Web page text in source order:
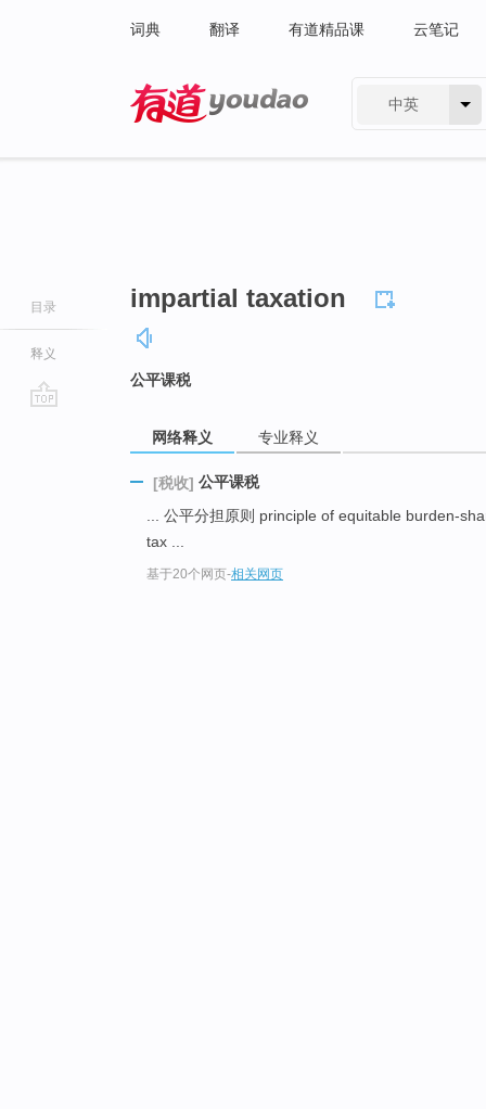
词典 翻译 有道精品课 云笔记
中英
目录
释义
impartial taxation
公平课税
网络释义 专业释义
[税收] 公平课税
... 公平分担原则 principle of equitable burden-
tax ...
基于20个网页-相关网页